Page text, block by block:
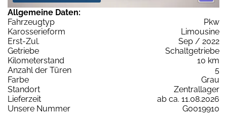
Allgemeine Daten:
Fahrzeugtyp
Pkw
Karosserieform
Limousine
Erst-Zul.
Sep / 2022
Getriebe
Schaltgetriebe
Kilometerstand
10 km
Anzahl der Türen
5
Farbe
Grau
Standort
Zentrallager
Lieferzeit
ab ca. 11.08.2026
Unsere Nummer
G0019910